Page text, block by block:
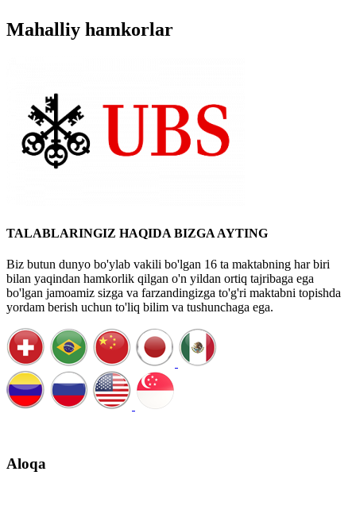
Mahalliy hamkorlar
TALABLARINGIZ HAQIDA BIZGA AYTING
Biz butun dunyo bo'ylab vakili bo'lgan 16 ta maktabning har biri
bilan yaqindan hamkorlik qilgan o'n yildan ortiq tajribaga ega
bo'lgan jamoamiz sizga va farzandingizga to'g'ri maktabni topishda
yordam berish uchun to'liq bilim va tushunchaga ega.
Aloqa